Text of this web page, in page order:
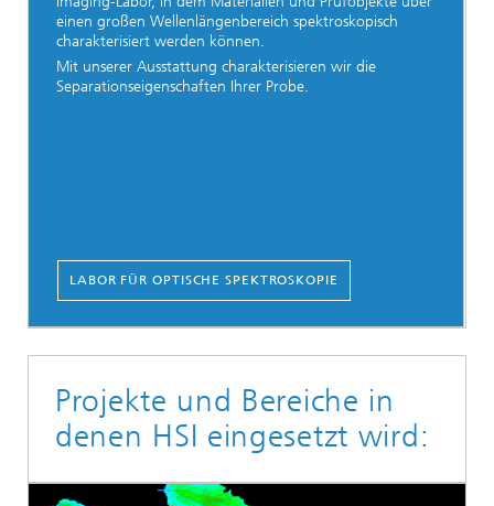
einen großen Wellenlängenbereich spektroskopisch
charakterisiert werden können.
Mit unserer Ausstattung charakterisieren wir die
Separationseigenschaften Ihrer Probe.
LABOR FÜR OPTISCHE SPEKTROSKOPIE
Projekte und Bereiche in
denen HSI eingesetzt wird: